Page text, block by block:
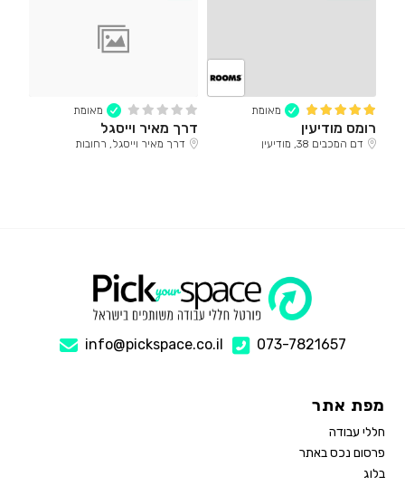
מאומת
רומס מודיעין
דם המכבים 38, מודיעין
מאומת
דרך מאיר וייסגל
דרך מאיר וייסגל, רחובות
מפת אתר
חללי עבודה
פרסום נכס באתר
בלוג
info@pickspace.co.il 073-7821657